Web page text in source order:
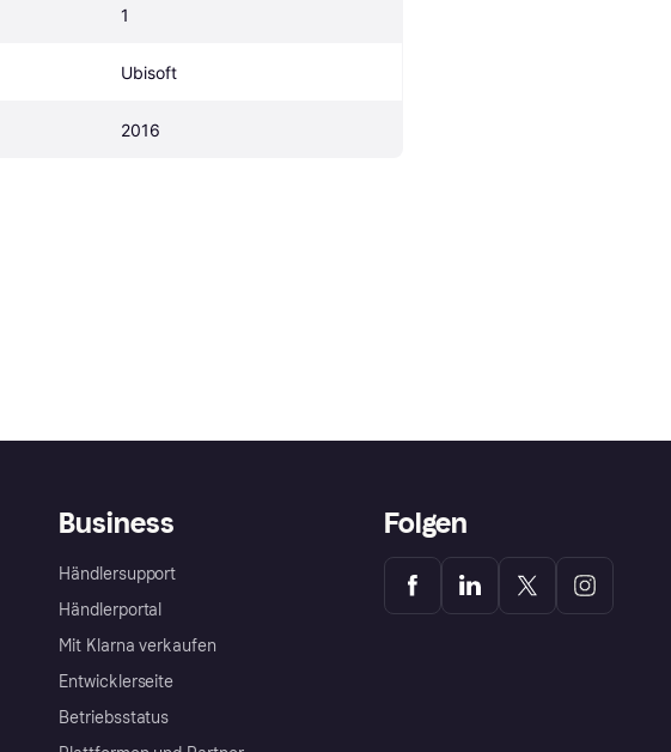
1
Ubisoft
2016
Business
Händlersupport
Händlerportal
Mit Klarna verkaufen
Entwicklerseite
Betriebsstatus
Folgen